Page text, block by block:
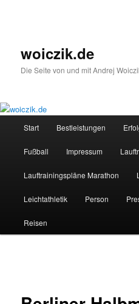
woiczik.de
Die Seite von und mit Andrej
Start Bestleistungen
Fußball Impressum
Lauftrainingspläne Marathon
Leichtathletik Person
Reisen